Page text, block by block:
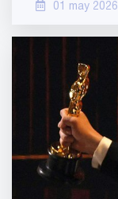
01 may 2026